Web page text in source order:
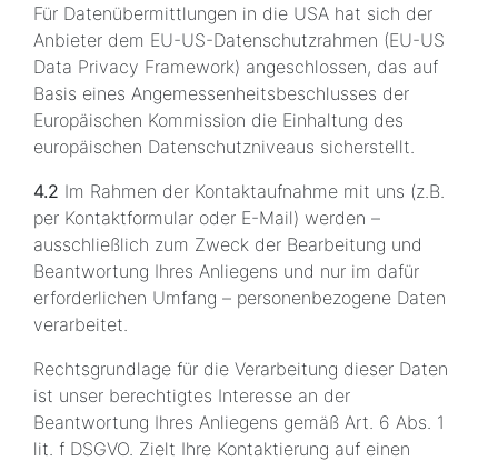
Für Datenübermittlungen in die USA hat sich der
Anbieter dem EU-US-Datenschutzrahmen (EU-US
Data Privacy Framework) angeschlossen, das auf
Basis eines Angemessenheitsbeschlusses der
Europäischen Kommission die Einhaltung des
europäischen Datenschutzniveaus sicherstellt.
4.2 Im Rahmen der Kontaktaufnahme mit uns (z.B.
per Kontaktformular oder E-Mail) werden –
ausschließlich zum Zweck der Bearbeitung und
Beantwortung Ihres Anliegens und nur im dafür
erforderlichen Umfang – personenbezogene Daten
verarbeitet.
Rechtsgrundlage für die Verarbeitung dieser Daten
ist unser berechtigtes Interesse an der
Beantwortung Ihres Anliegens gemäß Art. 6 Abs. 1
lit. f DSGVO. Zielt Ihre Kontaktierung auf einen